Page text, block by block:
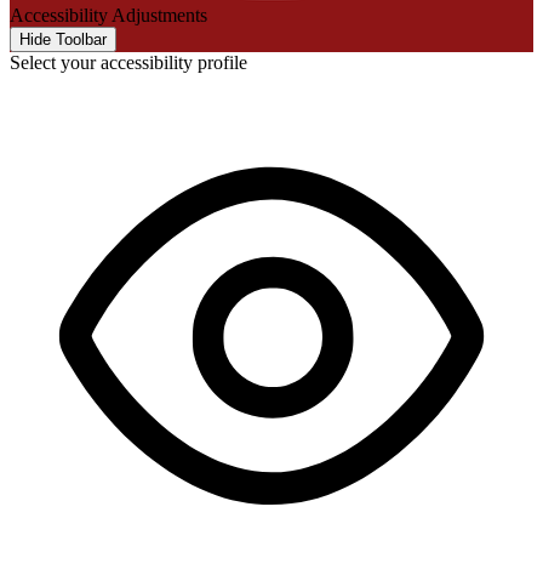
Accessibility Adjustments
Hide Toolbar
Select your accessibility profile